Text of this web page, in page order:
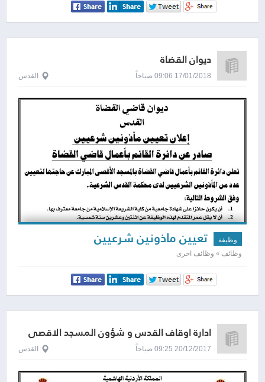
ديوان القضاة
17/01/2018 09:06 صباحاً القدس
وظيفة تعيين ماذونين شرعيين
وظائف » وظائف اخرى
ادارة اوقاف القدس و شؤون المسجد الاقصى
المبارك
20/12/2017 09:25 صباحاً القدس